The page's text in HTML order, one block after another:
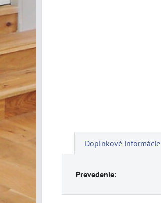
Doplnkové informácie
Prevedenie: